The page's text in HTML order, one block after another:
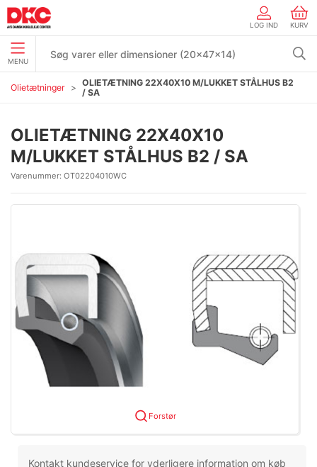
LOG IND KURV
MENU
Olietætninger
OLIETÆTNING 22X40X10 M/LUKKET STÅLHUS B2
/ SA
OLIETÆTNING 22X40X10
M/LUKKET STÅLHUS B2 / SA
Varenummer: OT02204010WC
Forstør
Kontakt kundeservice for yderligere information om køb